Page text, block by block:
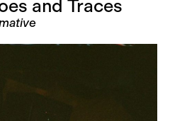
and Traces